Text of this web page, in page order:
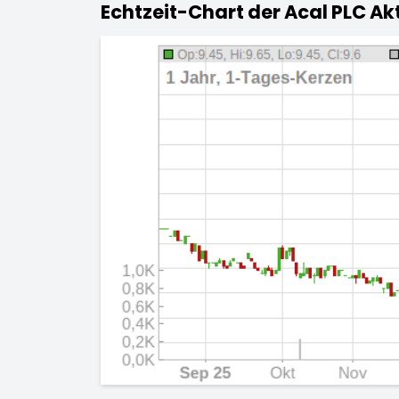
Echtzeit-Chart der Acal PLC